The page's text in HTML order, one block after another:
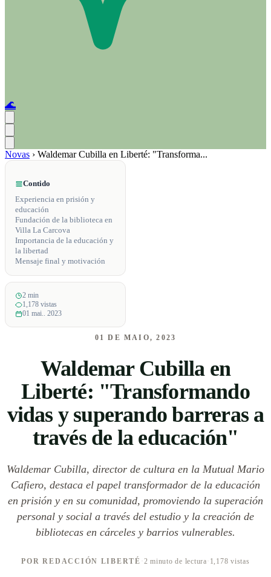
🌊
Novas › Waldemar Cubilla en Liberté: "Transforma...
Contido
Experiencia en prisión y
educación
Fundación de la biblioteca en
Villa La Carcova
Importancia de la educación y
la libertad
Mensaje final y motivación
2 min
1,178 vistas
01 mai.. 2023
01 DE MAIO, 2023
Waldemar Cubilla en
Liberté: "Transformando
vidas y superando barreras a
través de la educación"
Waldemar Cubilla, director de cultura en la Mutual Mario
Cafiero, destaca el papel transformador de la educación
en prisión y en su comunidad, promoviendo la superación
personal y social a través del estudio y la creación de
bibliotecas en cárceles y barrios vulnerables.
POR REDACCIÓN LIBERTÉ ·2 minuto de lectura· 1,178 vistas